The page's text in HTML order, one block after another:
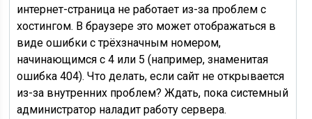
интернет-страница не работает из-за проблем с
хостингом. В браузере это может отображаться в
виде ошибки с трёхзначным номером,
начинающимся с 4 или 5 (например, знаменитая
ошибка 404). Что делать, если сайт не открывается
из-за внутренних проблем? Ждать, пока системный
администратор наладит работу сервера.